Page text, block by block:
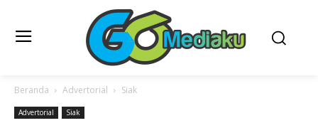
Beranda Advertorial Siak
Advertorial Siak